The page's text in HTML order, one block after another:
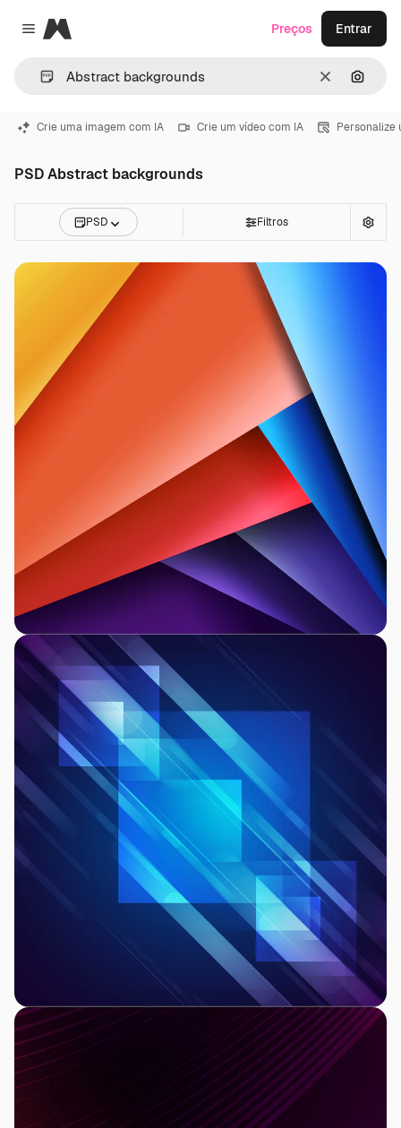
Close menu
Magnific
Limpar
Preços Entrar
Crie uma imagem com IA Crie um vídeo com IA Personalize
PSD Abstract backgrounds
PSD Filtros